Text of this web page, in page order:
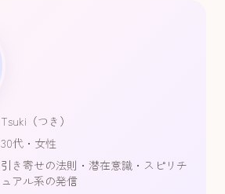
Tsuki（つき）
30代・女性
引き寄せの法則・潜在意識・スピリチ
ュアル系の発信